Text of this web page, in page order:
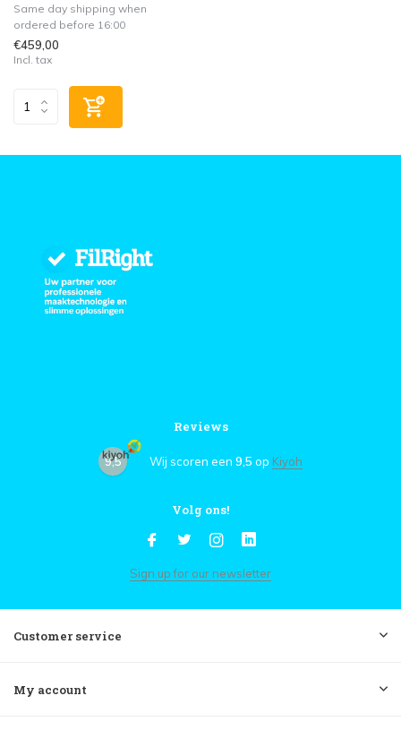
Same day shipping when
ordered before 16:00
€459,00
Incl. tax
Reviews
9,5 Wij scoren een 9,5 op Kiyoh
Volg ons!
Sign up for our newsletter
Customer service
My account